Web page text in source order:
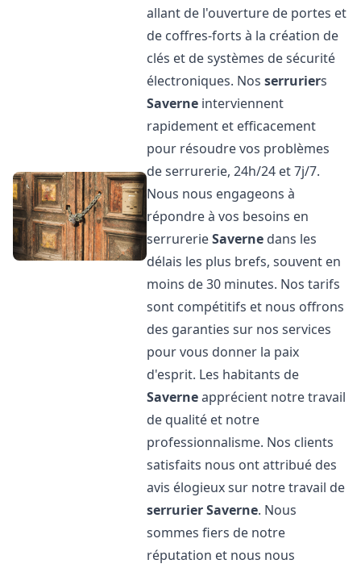
allant de l'ouverture de portes et
de coffres-forts à la création de
clés et de systèmes de sécurité
électroniques. Nosserruriers
Saverne interviennent
rapidement et efficacement
pour résoudre vos problèmes
de serrurerie, 24h/24 et 7j/7.
Nous nous engageons à
répondre à vos besoins en
serrurerieSaverne dans les
délais les plus brefs, souvent en
moins de 30 minutes. Nos tarifs
sont compétitifs et nous offrons
des garanties sur nos services
pour vous donner la paix
d'esprit. Les habitants de
Saverneapprécient notre travail
de qualité et notre
professionnalisme. Nos clients
satisfaits nous ont attribué des
avis élogieux sur notre travail de
serrurierSaverne. Nous
sommes fiers de notre
réputation et nous nous